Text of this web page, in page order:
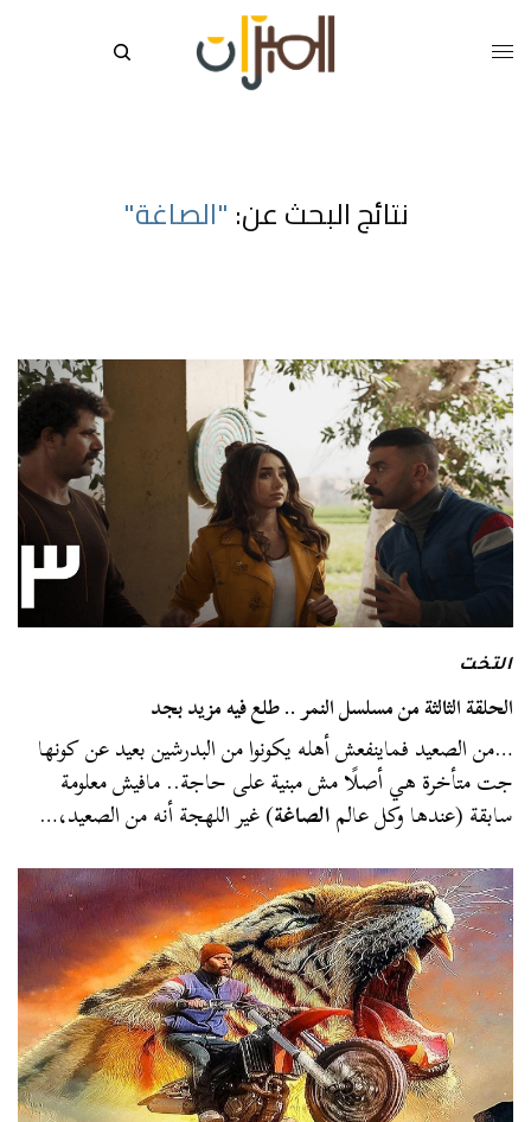
نتائج البحث عن: "الصاغة"
التخت
الحلقة الثالثة من مسلسل النمر .. طلع فيه مزيد بجد
…من الصعيد فماينفعش أهله يكونوا من البدرشين بعيد عن كونها
جت متأخرة هي أصلًا مش مبنية على حاجة.. مافيش معلومة
سابقة (عندها وكل عالمالصاغة) غير اللهجة أنه من الصعيد،…